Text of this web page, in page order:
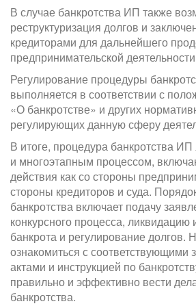
В случае банкротства ИП также
реструктуризация долгов и
кредиторами для дальнейшего
предпринимательской
Регулирование процедуры
выполняется в соответствии с
«О банкротстве» и других
регулирующих данную сферу
В итоге, процедура банкротства
и многоэтапным процессом,
действия как со стороны
стороны кредиторов и суда.
банкротства включает подачу
конкурсного процесса,
банкрота и регулирование долгов.
ознакомиться с соответствующими
актами и инструкцией по
правильно и эффективно вести
банкротства.